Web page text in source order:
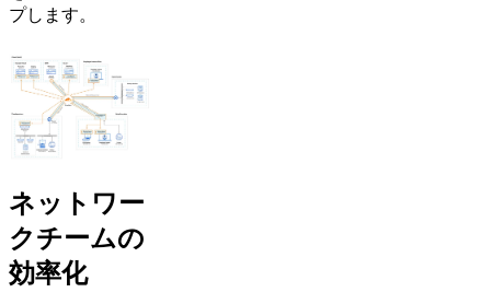
プします。
ネットワー
クチームの
効率化